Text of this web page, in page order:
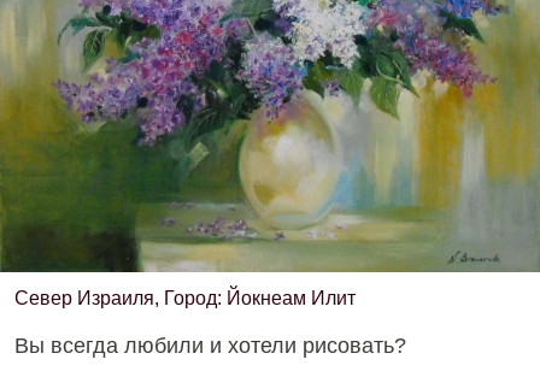
Север Израиля, Город: Йокнеам Илит
Вы всегда любили и хотели рисовать?